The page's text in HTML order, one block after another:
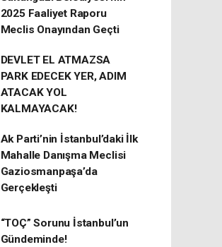
2025 Faaliyet Raporu
Meclis Onayından Geçti
DEVLET EL ATMAZSA
PARK EDECEK YER, ADIM
ATACAK YOL
KALMAYACAK!
Ak Parti’nin İstanbul’daki İlk
Mahalle Danışma Meclisi
Gaziosmanpaşa’da
Gerçekleşti
“TOÇ” Sorunu İstanbul’un
Gündeminde!